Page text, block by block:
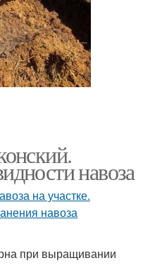
навоза
при выращивании